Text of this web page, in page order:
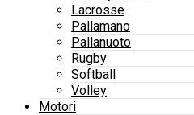
Lacrosse
Pallamano
Pallanuoto
Rugby
Softball
Volley
Motori